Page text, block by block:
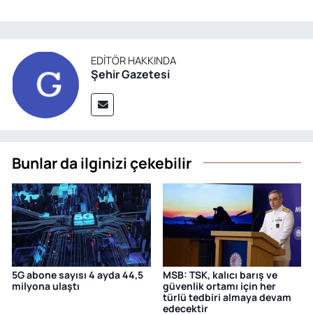
EDITÖR HAKKINDA
Şehir Gazetesi
Bunlar da ilginizi çekebilir
5G abone sayısı 4 ayda 44,5
milyona ulaştı
MSB: TSK, kalıcı barış ve
güvenlik ortamı için her
türlü tedbiri almaya devam
edecektir